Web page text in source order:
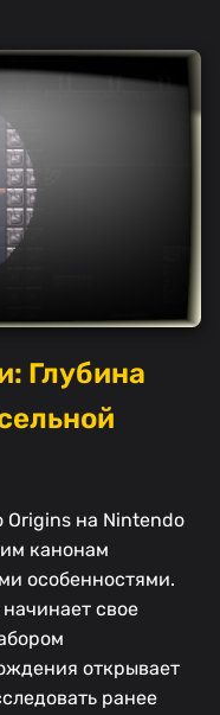
Глубина
Origins на Nintendo
канонам
особенностями.
свое
открывает
ранее